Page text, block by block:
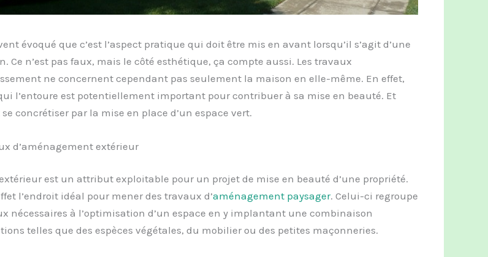
évoqué que c’est l’aspect pratique qui doit être mis en avant lorsqu’il s’agit d’une
Ce n’est pas faux, mais le côté esthétique, ça compte aussi. Les travaux
ne concernent cependant pas seulement la maison en elle-même. En effet,
l’entoure est potentiellement important pour contribuer à sa mise en beauté. Et
concrétiser par la mise en place d’un espace vert.
d’aménagement extérieur
extérieur est un attribut exploitable pour un projet de mise en beauté d’une propriété.
l’endroit idéal pour mener des travaux d’aménagement paysager. Celui-ci regroupe
nécessaires à l’optimisation d’un espace en y implantant une combinaison
telles que des espèces végétales, du mobilier ou des petites maçonneries.